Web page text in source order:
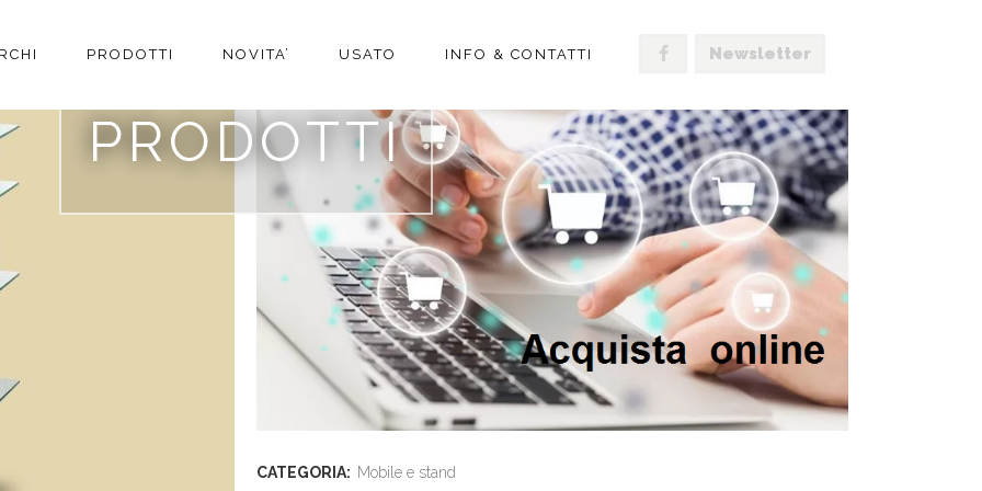
Newsletter
PRODOTTI NOVITA’ USATO INFO & CONTATTI
PRODOTTI
CATEGORIA: Mobile e stand